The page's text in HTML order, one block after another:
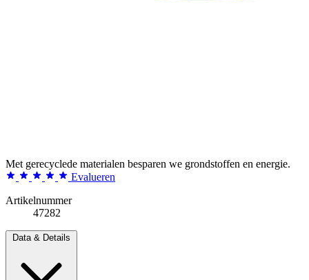
Met gerecyclede materialen besparen we grondstoffen en energie.
Evalueren
Artikelnummer
47282
Data & Details